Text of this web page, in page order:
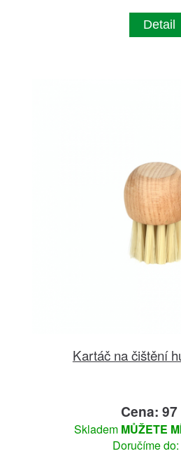
Detail
Kartáč na čištění
Cena:
Skladem MŮŽETE
Doručíme